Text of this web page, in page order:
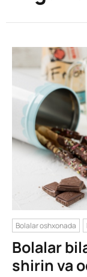
Bolalar oshxonada
Bolalar
shirin va